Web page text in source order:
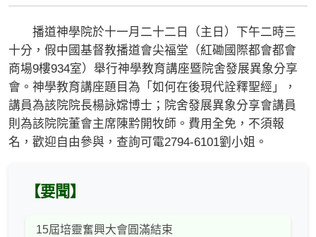
播道神學院於十一月二十二日（主日）下午二時三
十分，假中國基督教播道會尖福堂（紅磡國際都會都會
商場9樓934室）舉行神學教育講座暨院舍發展異象分享
會。神學教育講座題目為「如何在後現代詮釋聖經」，
講員為該院院長楊詠嫦博士；院舍發展異象分享會講員
則為該院院董會主席陳黔開牧師。費用全免，不須報
名，歡迎自由參與，查詢可電2794-6101劉小姐。
【要聞】
15屆培靈奮興大會圓滿結束